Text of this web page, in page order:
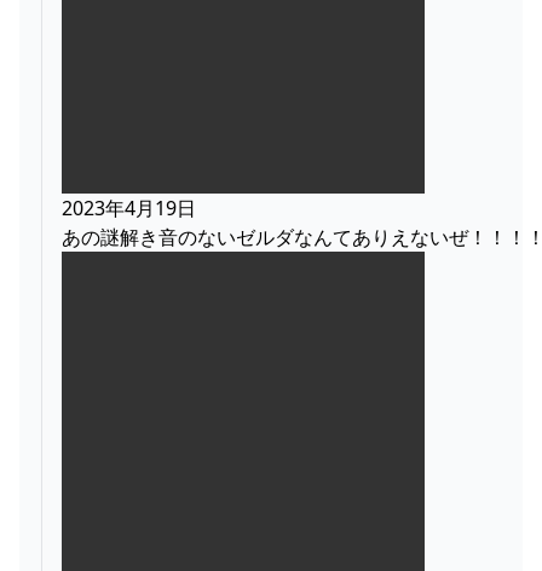
2023年4月19日
あの謎解き音のないゼルダなんてありえないぜ！！！